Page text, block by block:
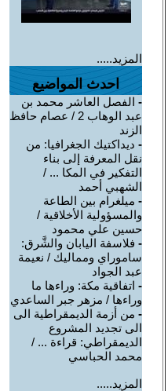
المزيد.....
احدث المواضيع
- الفصل العاشر محمد بن
عبد الوهاب 2 / عصام حافظ
الزند
- ديداكتيك الجغرافيا: من
نقل المعرفة إلى بناء
التفكير في المكا ... /
الشهبي أحمد
- ميلغرام بين الطاعة
والمسؤولية الأخلاقية /
حسين علي محمود
- فلاسفة اليابان والشَّرق:
ساموراي ومماليك / نعيمة
عبد الجواد
- اتفاقية مكة: وراءها ما
وراءها / مزهر جبر الساعدي
- من أزمة الديمقراطية الى
الى تجديد المشروع
الديمقراطي: قراءة ... /
محمد الحباسي
المزيد.....